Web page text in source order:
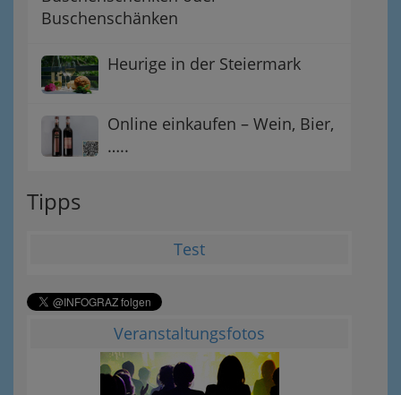
Buschenschänken
Heurige in der Steiermark
Online einkaufen – Wein, Bier,
…..
Tipps
Test
Veranstaltungsfotos